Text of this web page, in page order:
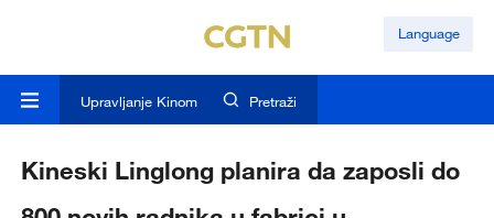
Language
Upravljanje Kinom Pretraži
Kineski Linglong planira da zaposli do